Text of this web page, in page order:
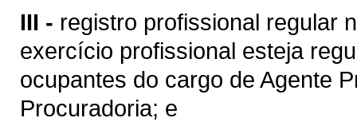
III - registro profissional regular
exercício profissional esteja
ocupantes do cargo de Agente
Procuradoria; e